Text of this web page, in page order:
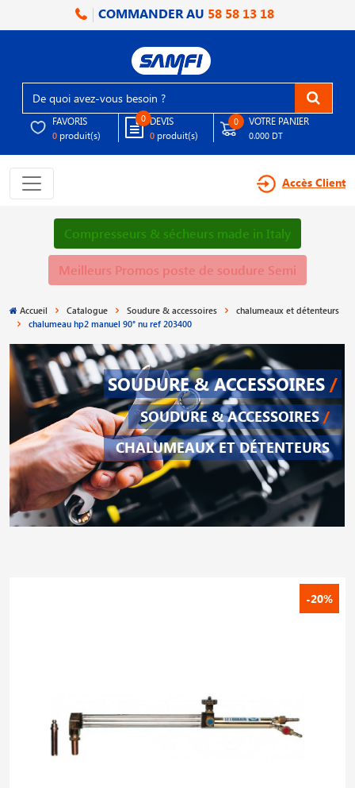
COMMANDER AU 58 58 13 18
FAVORIS
0 produit(s)
0 DEVIS
0 produit(s)
0 VOTRE PANIER
0.000 DT
Accès Client
Compresseurs & sécheurs made in Italy
Meilleurs Promos poste de soudure Semi
Accueil Catalogue Soudure & accessoires
chalumeaux et détenteurs
chalumeau hp2 manuel 90° nu ref 203400
SOUDURE & ACCESSOIRES /
SOUDURE & ACCESSOIRES /
CHALUMEAUX ET DÉTENTEURS
-20%